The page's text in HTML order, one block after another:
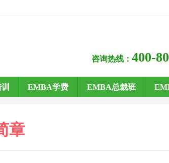
咨询热线： 400-
EMBA学费 EMBA总裁班
章